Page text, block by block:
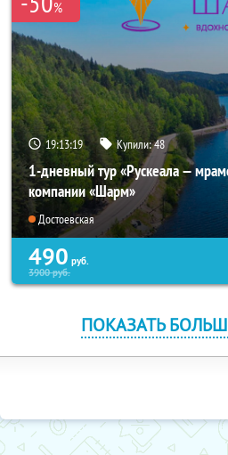
%
19:13:18 Купили:48
1-дневный тур «Рускеала —
компании «Шарм»
Достоевская
490 руб.
3900руб.
ПОКАЗАТЬ